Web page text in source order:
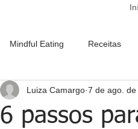
Mindful Eating Receitas
Colocar na prática
6 passos
Luiza Camargo 7 de ago. de